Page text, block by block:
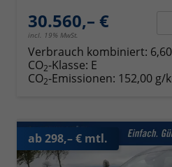
30.560,– €
incl. 19% MwSt.
Verbrauch kombiniert:
CO2-Klasse: E
CO2-Emissionen: 152,00 g/
ab 298,– € mtl.